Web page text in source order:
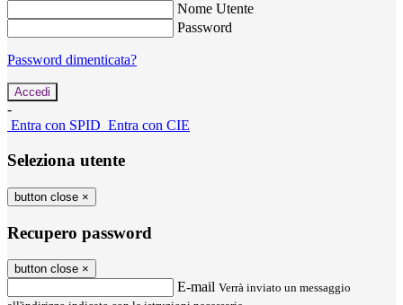
Nome Utente
Password
Password dimenticata?
-
Entra con SPID Entra con CIE
Seleziona utente
button close ×
Recupero password
button close ×
E-mail Verrà inviato un messaggio